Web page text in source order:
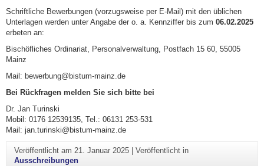
Schriftliche Bewerbungen (vorzugsweise per E-Mail) mit den üblichen
Unterlagen werden unter Angabe der o. a. Kennziffer bis zum 06.02.2025
erbeten an:
Bischöfliches Ordinariat, Personalverwaltung, Postfach 15 60, 55005
Mainz
Mail: bewerbung@bistum-mainz.de
Bei Rückfragen melden Sie sich bitte bei
Dr. Jan Turinski
Mobil: 0176 12539135, Tel.: 06131 253-531
Mail: jan.turinski@bistum-mainz.de
Veröffentlicht am 21. Januar 2025| Veröffentlicht in
Ausschreibungen